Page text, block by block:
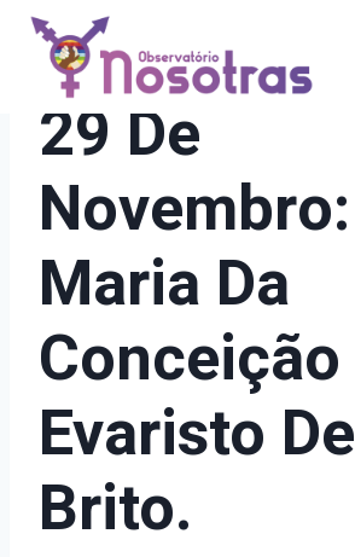
Pular
Conteúdo
21 DIAS DE ATIVISMO
29 De
Novembro:
Maria Da
Conceição
Evaristo De
Brito.